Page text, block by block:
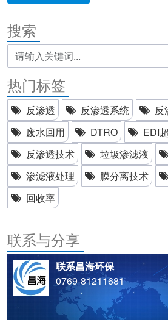
搜索
热门标签
反渗透 反渗透系统 反
废水回用
DTRO EDI
反渗透技术
垃圾渗滤液
渗滤液处理
膜分离技术
回收率
联系与分享
联系昌海环保
0769-81211681